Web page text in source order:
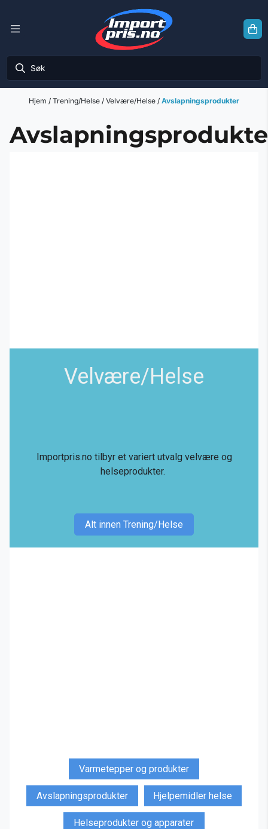
Hjem / Trening/Helse / Velvære/Helse / Avslapningsprodukter
Velvære/Helse
Importpris.no tilbyr et variert utvalg velvære og
helseprodukter.
Alt innen Trening/Helse
Varmetepper og produkter
Avslapningsprodukter Hjelpemidler helse
Helseprodukter og apparater